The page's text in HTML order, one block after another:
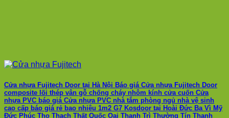
Cửa nhựa Fujitech Door tại Hà Nội Báo giá Cửa nhựa Fujitech Door
composite lõi thép vân gỗ chống cháy nhôm kính cửa cuốn Cửa
nhựa PVC báo giá Cửa nhựa PVC nhà tắm phòng ngủ nhà vệ sinh
cao cấp báo giá rẻ bao nhiêu 1m2 G7 Kosdoor tại Hoài Đức Ba Vì Mỹ
Đức Phúc Thọ Thạch Thất Quốc Oai Thanh Trì Thường Tín Thanh